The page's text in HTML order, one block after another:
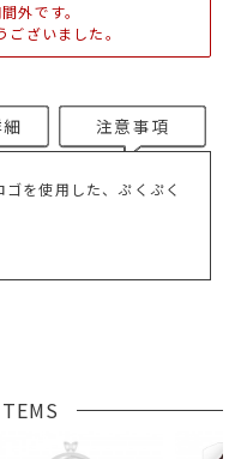
外です。
ざいました。
注意事項
を使用した、ぷくぷく